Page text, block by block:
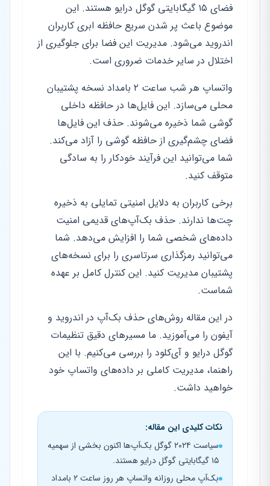
فضای ۱۵ گیگابایتی گوگل درایو هستند. این
موضوع باعث پر شدن سریع حافظه ابری کاربران
اندروید می‌شود. مدیریت این فضا برای جلوگیری از
اختلال در سایر خدمات ضروری است.
واتساپ هر شب ساعت ۲ بامداد نسخه پشتیبان
محلی می‌سازد. این فایل‌ها در حافظه داخلی
گوشی شما ذخیره می‌شوند. حذف این فایل‌ها
فضای چشم‌گیری از حافظه گوشی را آزاد می‌کند.
شما می‌توانید این فرآیند خودکار را به سادگی
متوقف کنید.
برخی کاربران به دلایل امنیتی تمایلی به ذخیره
چت‌ها ندارند. حذف بک‌آپ‌های قدیمی امنیت
داده‌های شخصی شما را افزایش می‌دهد. شما
می‌توانید رمزگذاری سرتاسری را برای نسخه‌های
پشتیبان مدیریت کنید. این کنترل کامل بر عهده
شماست.
در این مقاله روش‌های حذف بک‌آپ در اندروید و
آیفون را می‌آموزید. ما مسیرهای دقیق تنظیمات
گوگل درایو و آی‌کلود را بررسی می‌کنیم. با این
راهنما، مدیریت کاملی بر داده‌های واتساپ خود
خواهید داشت.
نکات کلیدی این مقاله:
سیاست ۲۰۲۴ گوگل بک‌آپ‌ها اکنون بخشی از سهمیه
۱۵ گیگابایتی گوگل درایو هستند.
بک‌آپ محلی روزانه واتساپ هر روز ساعت ۲ بامداد